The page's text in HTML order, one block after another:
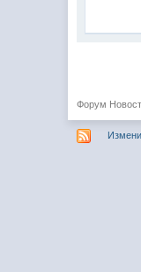
Форум